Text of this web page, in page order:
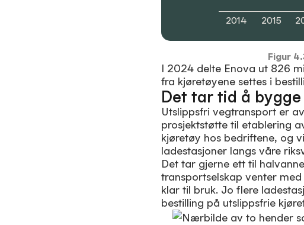
2014 2015
Figur
I 2024 delte Enova ut 826
fra kjøretøyene settes i
Det tar tid å
Utslippsfri vegtransport er
prosjektstøtte til etablering
kjøretøy hos bedriftene, og
ladestasjoner langs våre
Det tar gjerne ett til
transportselskap venter
klar til bruk. Jo flere
bestilling på utslippsfrie